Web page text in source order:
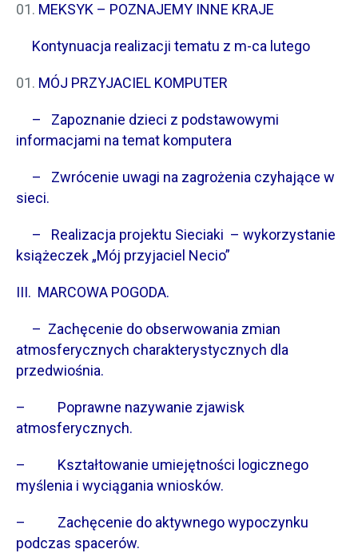
MEKSYK – POZNAJEMY INNE KRAJE
Kontynuacja realizacji tematu z m-ca lutego
MÓJ PRZYJACIEL KOMPUTER
– Zapoznanie dzieci z podstawowymi
informacjami na temat komputera
– Zwrócenie uwagi na zagrożenia czyhające w
sieci.
– Realizacja projektu Sieciaki – wykorzystanie
książeczek „Mój przyjaciel Necio”
III. MARCOWA POGODA.
– Zachęcenie do obserwowania zmian
atmosferycznych charakterystycznych dla
przedwiośnia.
– Poprawne nazywanie zjawisk
atmosferycznych.
– Kształtowanie umiejętności logicznego
myślenia i wyciągania wniosków.
– Zachęcenie do aktywnego wypoczynku
podczas spacerów.